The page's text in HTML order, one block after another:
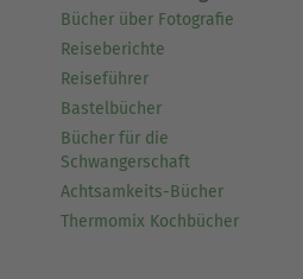
Bücher über Fotografie
Reiseberichte
Reiseführer
Bastelbücher
Bücher für die
Schwangerschaft
Achtsamkeits-Bücher
Thermomix Kochbücher